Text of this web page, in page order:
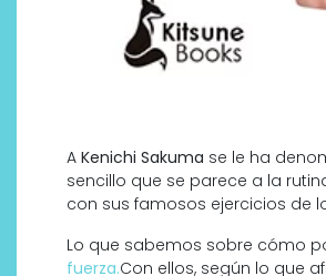
A Kenichi Sakuma se le ha
sencillo que se parece a la
con sus famosos ejercicios de
Lo que sabemos sobre cómo
fuerza.Con ellos, según lo que